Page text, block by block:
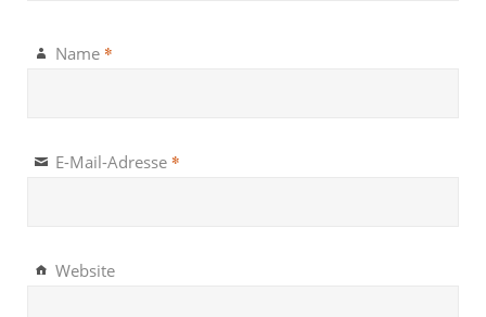
Name *
E-Mail-Adresse *
Website